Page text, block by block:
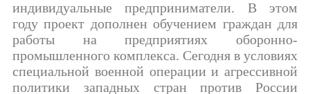
индивидуальные предприниматели. В этом
году проект дополнен обучением граждан для
работы на предприятиях оборонно-
промышленного комплекса. Сегодня в условиях
специальной военной операции и агрессивной
политики западных стран против России